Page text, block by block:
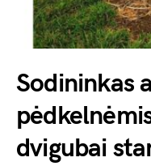
Sodininkas
dvigubai